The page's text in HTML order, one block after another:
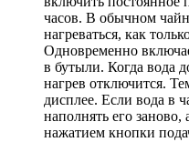
часов. В обычном
нагреваться, как
Одновременно
в бутыли. Когда вода
нагрев отключится.
дисплее. Если вода в
наполнять его
нажатием кнопки